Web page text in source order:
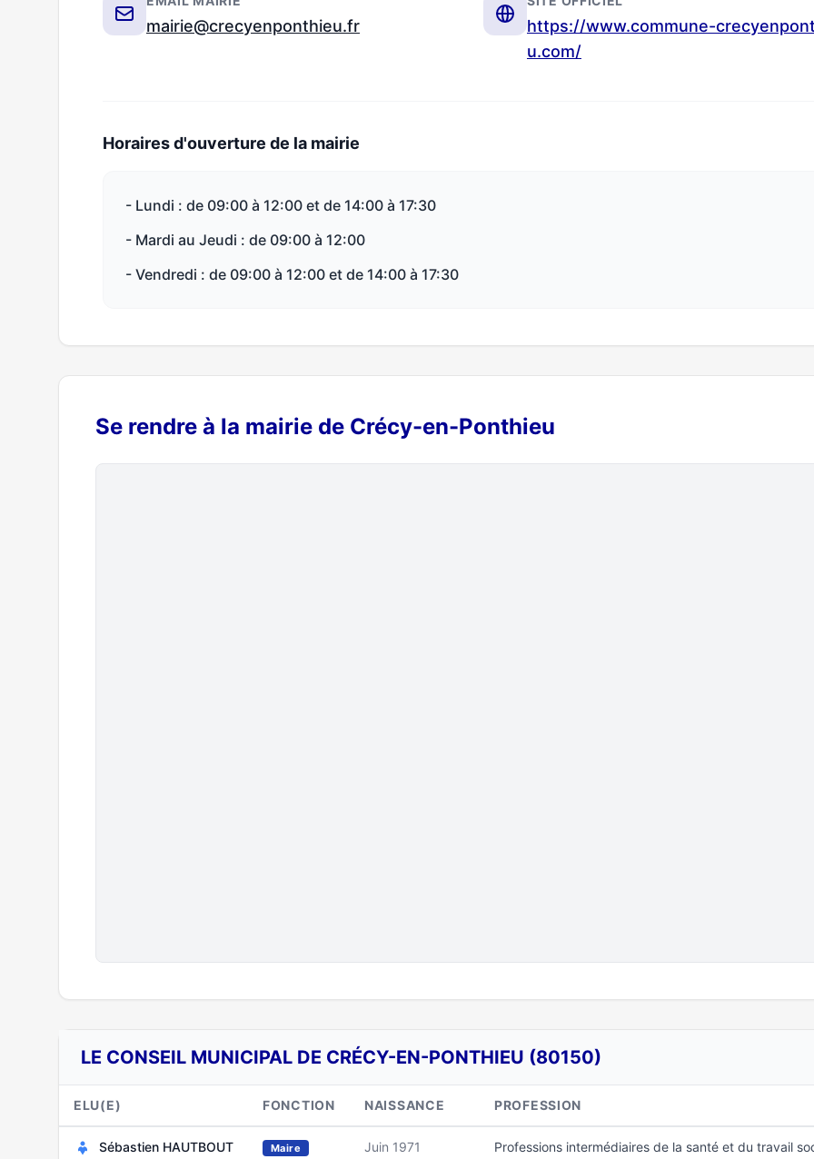
mairie@crecyenponthieu.fr
https://www.commune-
u.com/
Horaires d'ouverture de la mairie
- Lundi : de 09:00 à 12:00 et de 14:00 à 17:30
- Mardi au Jeudi : de 09:00 à 12:00
- Vendredi : de 09:00 à 12:00 et de 14:00 à 17:30
Se rendre à la mairie de Crécy-en-Ponthieu
LE CONSEIL MUNICIPAL DE CRÉCY-EN-PONTHIEU (80150)
ELU(E) FONCTION NAISSANCE PROFESSION
Sébastien HAUTBOUT Maire Juin 1971 Professions intermédiaires de la santé et du travail